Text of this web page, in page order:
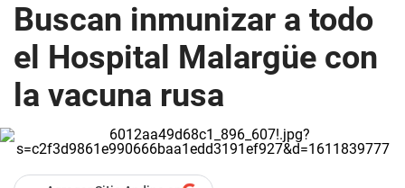
Buscan inmunizar a todo
el Hospital Malargüe con
la vacuna rusa